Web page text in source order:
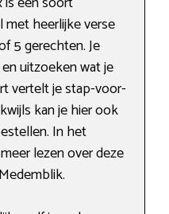
heerlijke verse
5 gerechten. Je
uitzoeken wat je
vertelt je stap-voor-
kan je hier ook
In het
lezen over deze